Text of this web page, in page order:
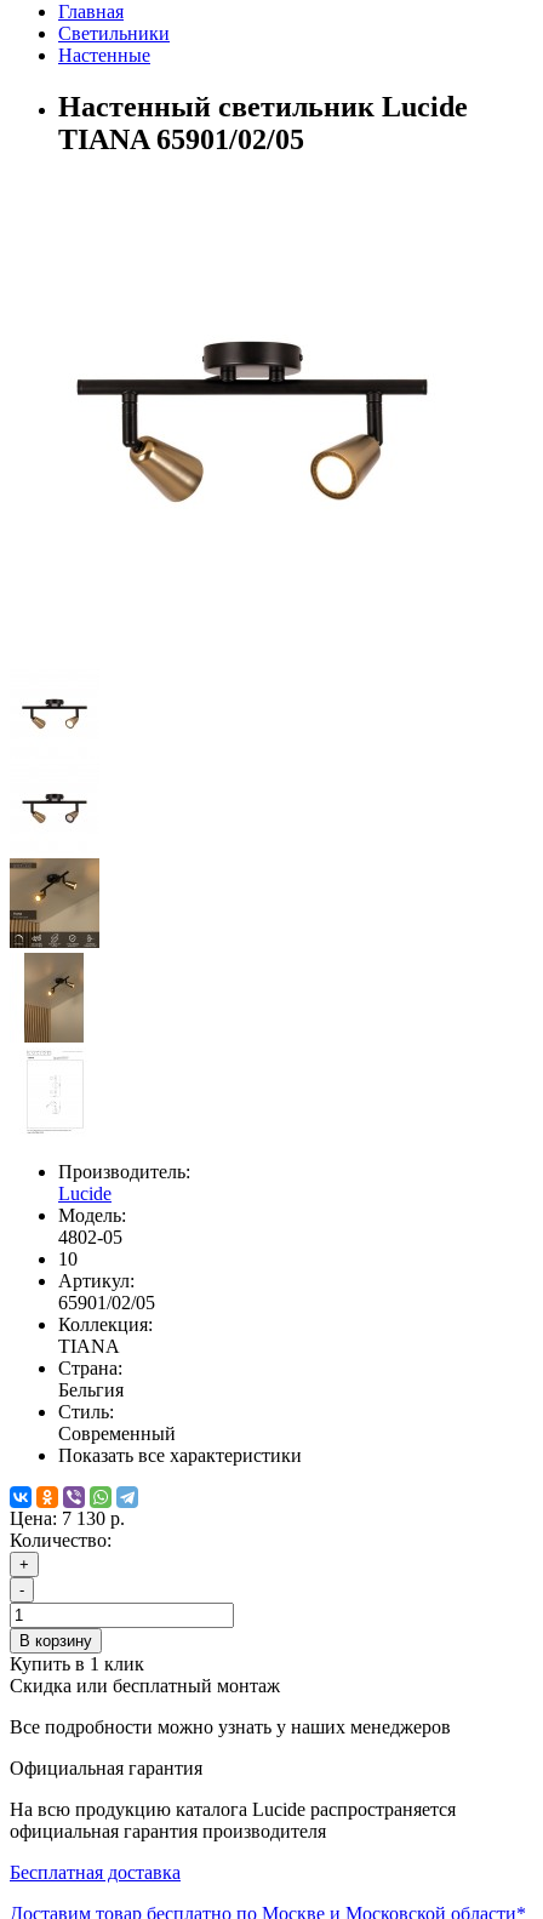
Главная
Светильники
Настенные
Настенный светильник Lucide
TIANA 65901/02/05
Производитель:
Lucide
Модель:
4802-05
10
Артикул:
65901/02/05
Коллекция:
TIANA
Страна:
Бельгия
Стиль:
Современный
Показать все характеристики
Цена: 7 130 р.
Количество:
+
-
В корзину
Купить в 1 клик
Скидка или бесплатный монтаж
Все подробности можно узнать у наших менеджеров
Официальная гарантия
На всю продукцию каталога Lucide распространяется
официальная гарантия производителя
Бесплатная доставка
Доставим товар бесплатно по Москве и Московской области*